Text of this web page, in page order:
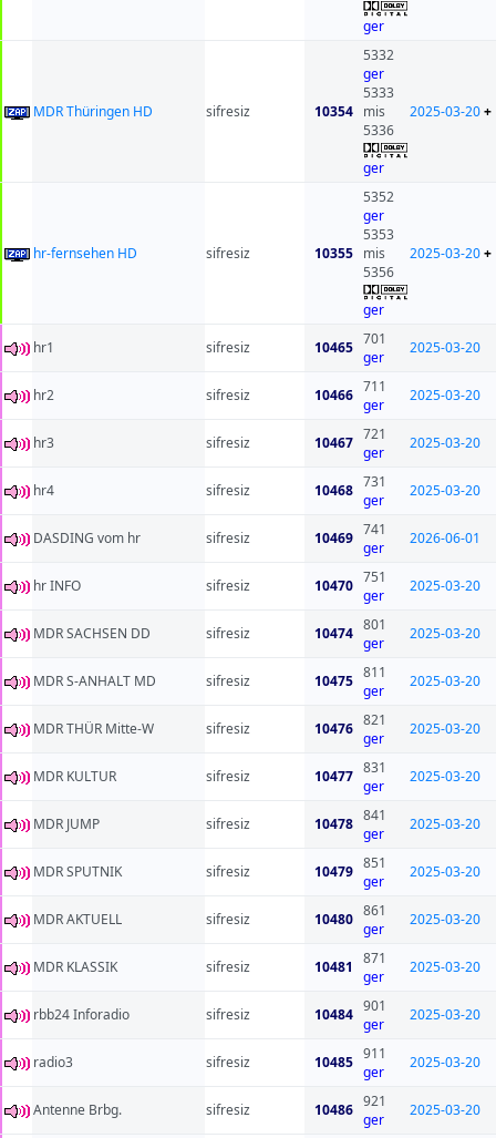
ger
MDR Thüringen HD sifresiz 10354
5332
ger
5333
mis
5336
ger
2025-03-20+
hr-fernsehen HD sifresiz 10355
5352
ger
5353
mis
5356
ger
2025-03-20+
hr1 sifresiz 10465 701
ger
2025-03-20
hr2 sifresiz 10466 711
ger
2025-03-20
hr3 sifresiz 10467 721
ger
2025-03-20
hr4 sifresiz 10468 731
ger
2025-03-20
DASDING vom hr sifresiz 10469 741
ger
2026-06-01
hr INFO sifresiz 10470 751
ger
2025-03-20
MDR SACHSEN DD sifresiz 10474 801
ger
2025-03-20
MDR S-ANHALT MD sifresiz 10475 811
ger
2025-03-20
MDR THÜR Mitte-W sifresiz 10476 821
ger
2025-03-20
MDR KULTUR sifresiz 10477 831
ger
2025-03-20
MDR JUMP sifresiz 10478 841
ger
2025-03-20
MDR SPUTNIK sifresiz 10479 851
ger
2025-03-20
MDR AKTUELL sifresiz 10480 861
ger
2025-03-20
MDR KLASSIK sifresiz 10481
871
ger
2025-03-20
rbb24 Inforadio sifresiz 10484 901
ger
2025-03-20
radio3 sifresiz 10485 911
ger
2025-03-20
Antenne Brbg. sifresiz 10486 921
ger
2025-03-20